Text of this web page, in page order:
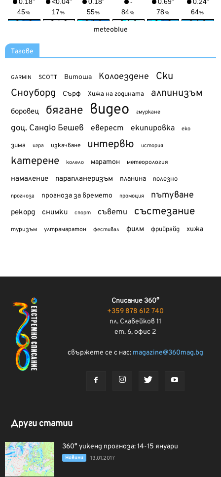
meteoblue
Тагове
GARMIN SCOTT Витоша Колоездене Ски
Сноуборд Сърф Хижа на годината алпинизъм
боровец бягане видео гмуркане
доц. Сандю Бешев еверест екипировка еко
зима игра изкачване интервю история
катерене колело маратон метеорология
намаление парапланеризъм планина полезно
прогноза прогноза за времето промоция пътуване
рекорд снимки спорт съвети състезание
туризъм ултрамаратон фестивал филм фрийрайд хижа
Списание 360°
+359 878 612 740
пл. Славейков 11
ет. 6, офис 2
свържете се с нас: magazine@360mag.bg
Други статии
360° уикенд прогноза: 14-15 януари
Новини 13.01.2017